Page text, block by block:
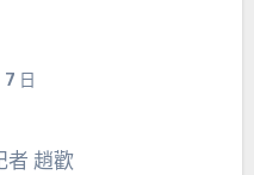
日
者 趙歡